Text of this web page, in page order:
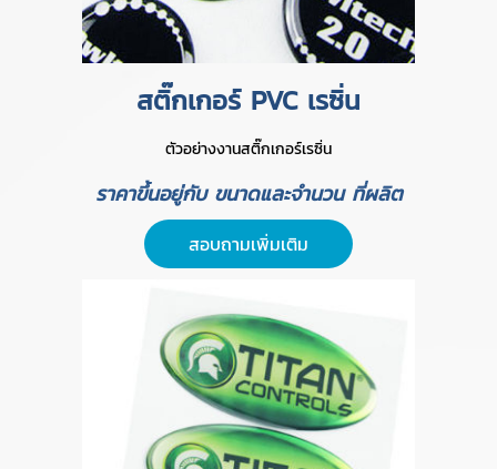
สติ๊กเกอร์ PVC เรซิ่น
ตัวอย่างงานสติ๊กเกอร์เรซิ่น
ราคาขึ้นอยู่กับ ขนาดและจำนวน ที่ผลิต
สอบถามเพิ่มเติม